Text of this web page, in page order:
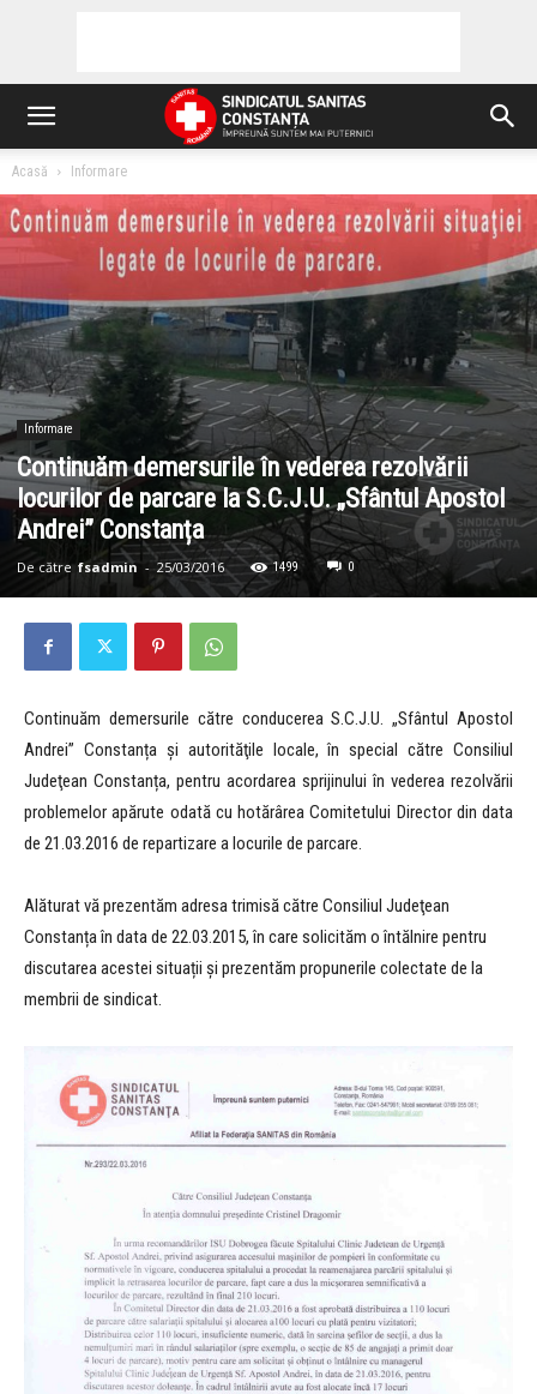
Acasă Informare
Informare
Continuăm demersurile în vederea rezolvării
locurilor de parcare la S.C.J.U. „Sfântul Apostol
Andrei” Constanța
De către fsadmin - 25/03/2016 1499 0
Continuăm demersurile către conducerea S.C.J.U. „Sfântul Apostol
Andrei” Constanța și autorităţile locale, în special către Consiliul
Judeţean Constanța, pentru acordarea sprijinului în vederea rezolvării
problemelor apărute odată cu hotărârea Comitetului Director din data
de 21.03.2016 de repartizare a locurile de parcare.
Alăturat vă prezentăm adresa trimisă către Consiliul Judeţean
Constanța în data de 22.03.2015, în care solicităm o întălnire pentru
discutarea acestei situații și prezentăm propunerile colectate de la
membrii de sindicat.